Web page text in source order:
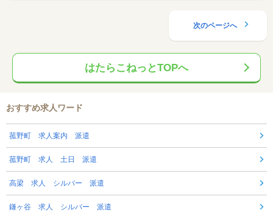
次のページへ
はたらこねっとTOPへ
おすすめ求人ワード
菰野町 求人案内 派遣
菰野町 求人 土日 派遣
高梁 求人 シルバー 派遣
鎌ヶ谷 求人 シルバー 派遣